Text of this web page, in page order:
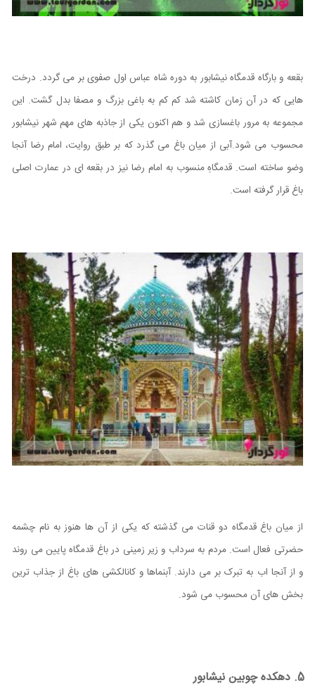
بقعه و بارگاه قدمگاه نیشابور به دوره شاه عباس اول صفوی بر می گردد. درخت
هایی که در آن زمان کاشته شد کم کم به باغی بزرگ و مصفا بدل گشت. این
مجموعه به مرور باغسازی شد و هم اکنون یکی از جاذبه های مهم شهر نیشابور
محسوب می شود.آبی از میان باغ می گذرد که بر طبق روایت، امام رضا آنجا
وضو ساخته است. قدمگاهِ منسوب به امام رضا نیز در بقعه ای در عمارت اصلی
باغ قرار گرفته است.
از میان باغ قدمگاه دو قنات می گذشته که یکی از آن ها هنوز به نام چشمه
حضرتی فعال است. مردم به سرداب و زیر زمینی در باغ قدمگاه پایین می روند
و از آنجا اب به تبرک بر می دارند. آبنماها و کانالکشی های باغ از جذاب ترین
بخش های آن محسوب می شود.
5. دهکده چوبین نیشابور